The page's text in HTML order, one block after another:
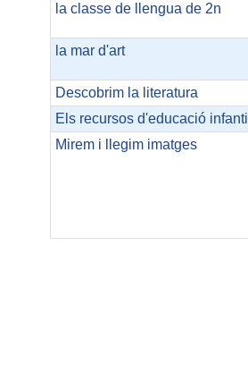
la classe de llengua de 2n
la mar d'art
Descobrim la literatura
Els recursos d'educació infantil
Mirem i llegim imatges